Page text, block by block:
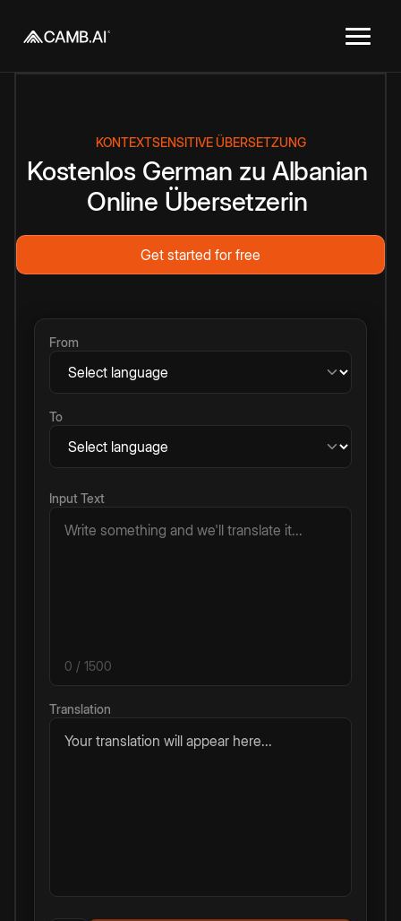
KONTEXTSENSITIVE ÜBERSETZUNG
Kostenlos German zu Albanian
Online Übersetzerin
Get started for free
From
To
Input Text
0 / 1500
Translation
Your translation will appear here...